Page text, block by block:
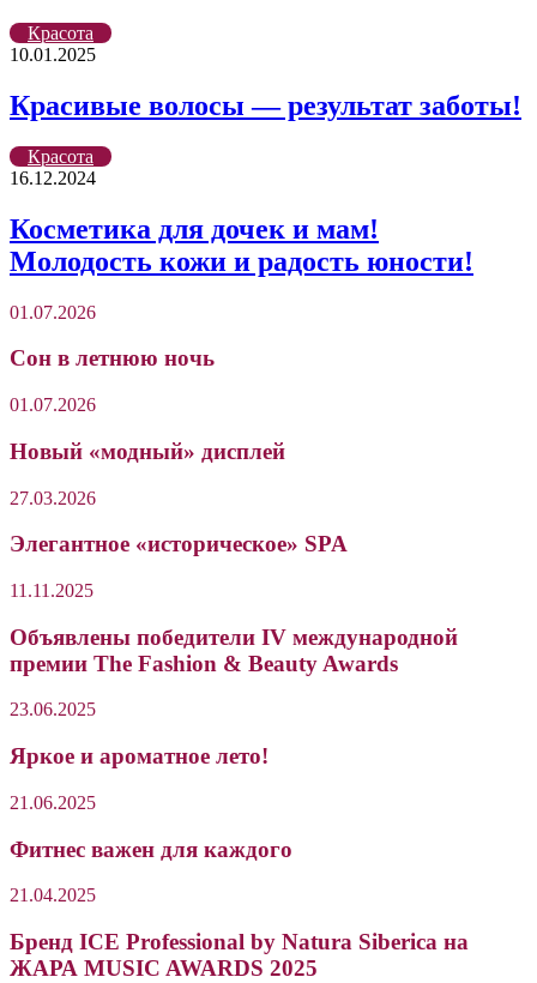
Красота
10.01.2025
Красивые волосы — результат заботы!
Красота
16.12.2024
Косметика для дочек и мам!
Молодость кожи и радость юности!
01.07.2026
Сон в летнюю ночь
01.07.2026
Новый «модный» дисплей
27.03.2026
Элегантное «историческое» SPA
11.11.2025
Объявлены победители IV международной
премии The Fashion & Beauty Awards
23.06.2025
Яркое и ароматное лето!
21.06.2025
Фитнес важен для каждого
21.04.2025
Бренд ICE Professional by Natura Siberica на
ЖАРА MUSIC AWARDS 2025